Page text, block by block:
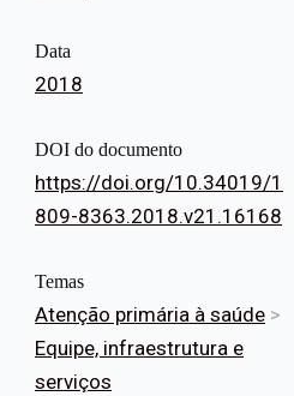
Data
2018
DOI do documento
https://doi.org/10.34019/1
809-8363.2018.v21.16168
Temas
Atenção primária à saúde >
Equipe, infraestrutura e
serviços